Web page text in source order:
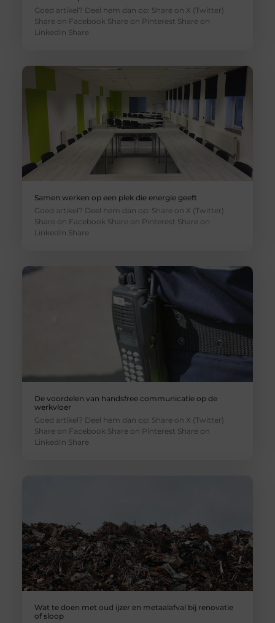
Goed artikel? Deel hem dan op: Share on X (Twitter)
Share on Facebook Share on Pinterest Share on
LinkedIn Share
Samen werken op een plek die energie geeft
Goed artikel? Deel hem dan op: Share on X (Twitter)
Share on Facebook Share on Pinterest Share on
LinkedIn Share
De voordelen van handsfree communicatie op de
werkvloer
Goed artikel? Deel hem dan op: Share on X (Twitter)
Share on Facebook Share on Pinterest Share on
LinkedIn Share
Wat te doen met oud ijzer en metaalafval bij renovatie
of sloop